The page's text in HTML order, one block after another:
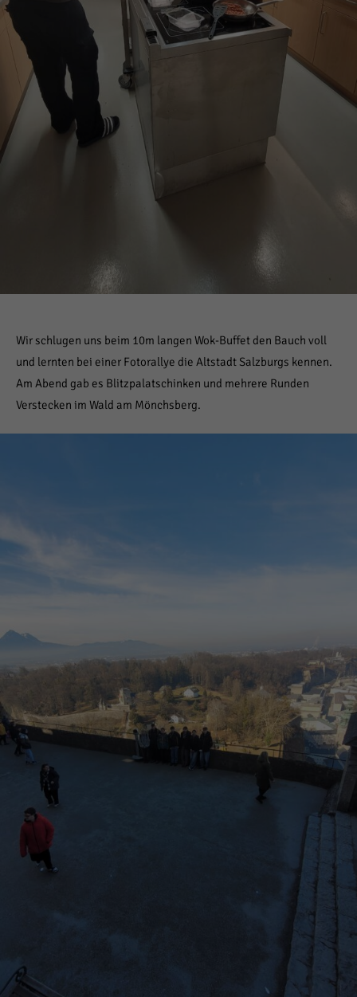
Wir schlugen uns beim 10m langen Wok-Buffet den Bauch voll
und lernten bei einer Fotorallye die Altstadt Salzburgs kennen.
Am Abend gab es Blitzpalatschinken und mehrere Runden
Verstecken im Wald am Mönchsberg.